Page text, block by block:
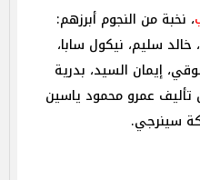
، نخبة من النجوم أبرزهم:
سليم، نيكول سابا،
إيمان السيد، بدرية
عمرو محمود ياسين
سينرجي.